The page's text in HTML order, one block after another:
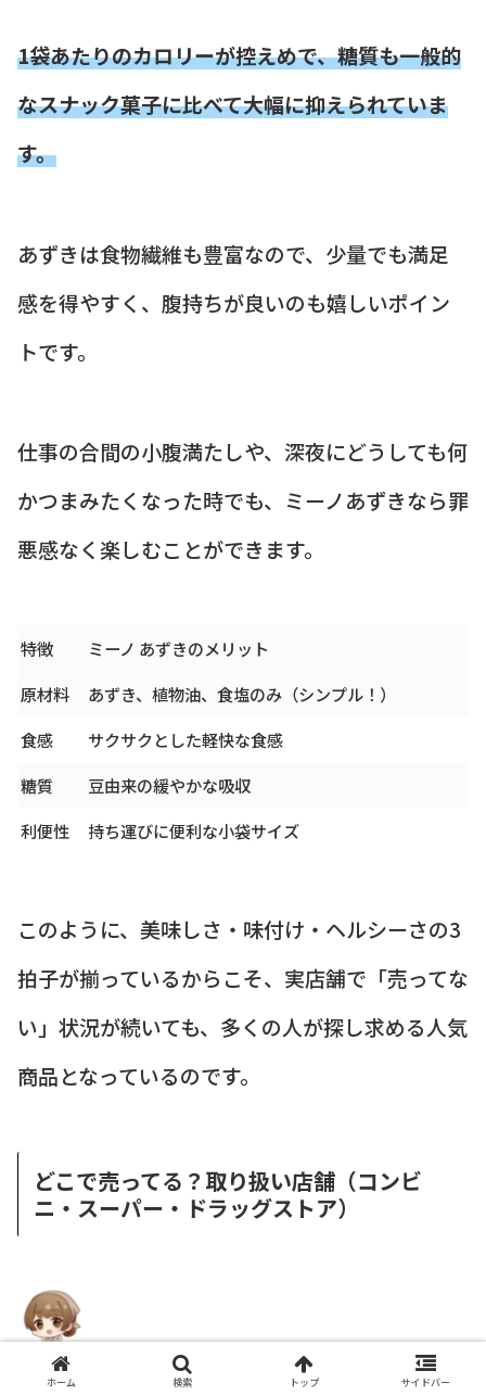
1袋あたりのカロリーが控えめで、糖質も一般的
なスナック菓子に比べて大幅に抑えられていま
す。
あずきは食物繊維も豊富なので、少量でも満足
感を得やすく、腹持ちが良いのも嬉しいポイン
トです。
仕事の合間の小腹満たしや、深夜にどうしても何
かつまみたくなった時でも、ミーノあずきなら罪
悪感なく楽しむことができます。
特徴
ミーノ あずきのメリット
原材料
あずき、植物油、食塩のみ（シンプル！）
食感
サクサクとした軽快な食感
糖質
豆由来の緩やかな吸収
利便性
持ち運びに便利な小袋サイズ
このように、美味しさ・味付け・ヘルシーさの3
拍子が揃っているからこそ、実店舗で「売ってな
い」状況が続いても、多くの人が探し求める人気
商品となっているのです。
どこで売ってる？取り扱い店舗（コンビ
ニ・スーパー・ドラッグストア）
モモ
穴場
ホーム 検索 トップ サイドバー